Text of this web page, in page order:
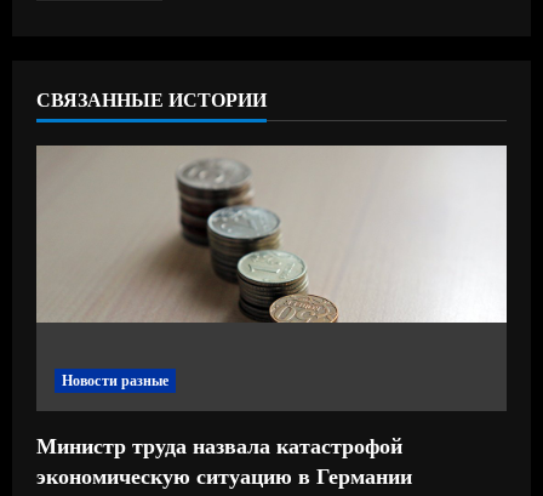
ч
и
СВЯЗАННЫЕ ИСТОРИИ
Новости разные
Министр труда назвала катастрофой
экономическую ситуацию в Германии